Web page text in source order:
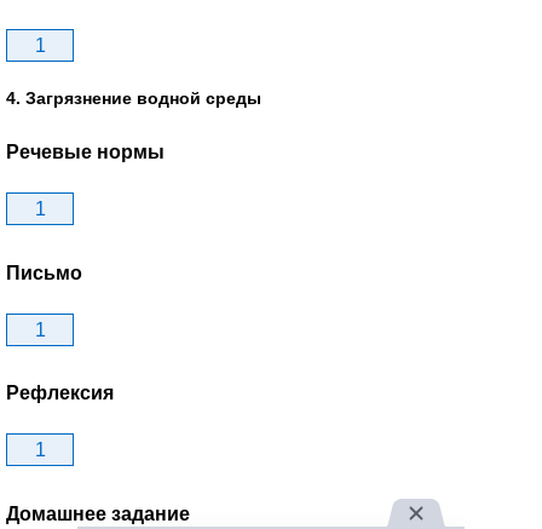
1
4. Загрязнение водной среды
Речевые нормы
1
Письмо
1
Рефлексия
1
Домашнее задание